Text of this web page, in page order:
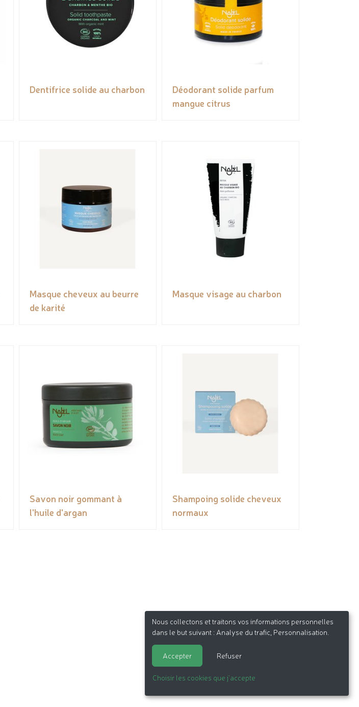
Dentifrice solide au charbon
Déodorant solide parfum
mangue citrus
Masque cheveux au beurre
de karité
Masque visage au charbon
Savon noir gommant à
l'huile d'argan
Shampoing solide cheveux
normaux
Nous collectons et traitons vos informations personnelles
dans le but suivant : Analyse du trafic, Personnalisation
Accepter Refuser
Choisir les cookies que j'accepte